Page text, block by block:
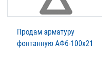
Продам арматуру
фонтанную АФ6-100х21